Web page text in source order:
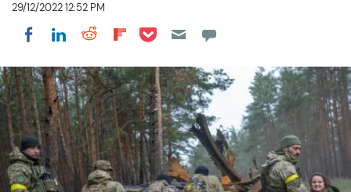
29/12/2022 12:52 PM
Share on Facebook
Share on LinkedIn
Share on Reddit
Share on Flipboard
Share on Pocket